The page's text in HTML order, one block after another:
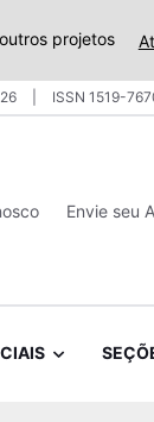
projetos
ISSN 1519-
Envie seu